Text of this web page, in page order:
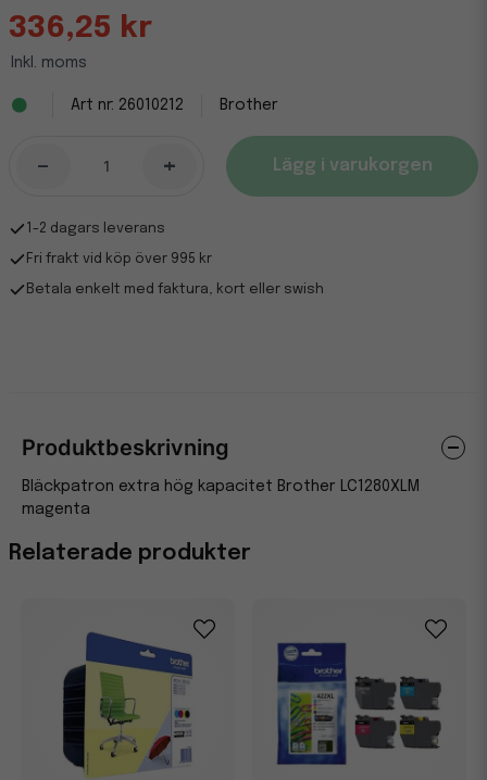
336,25 kr
Inkl. moms
26010212 Brother
- + Lägg i varukorgen
1-2 dagars leverans
Fri frakt vid köp över 995 kr
Betala enkelt med faktura, kort eller swish
Relaterade produkter
Produktbeskrivning
Bläckpatron extra hög kapacitet Brother LC1280XLM
magenta